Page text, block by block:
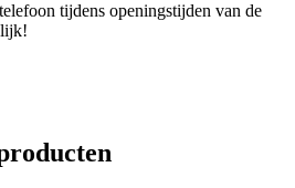
tijdens openingstijden van de